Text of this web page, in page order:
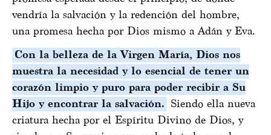
vendría la salvación y la redención del hombre,
una promesa hecha por Dios mismo a Adán y Eva.
Con la belleza de la Virgen María, Dios nos
muestra la necesidad y lo esencial de tener un
corazón limpio y puro para poder recibir a Su
Hijo y encontrar la salvación. Siendo ella nueva
criatura hecha por el Espíritu Divino de Dios, y